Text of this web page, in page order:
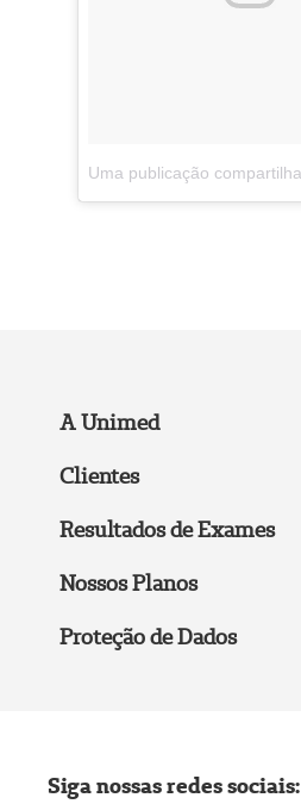
A Unimed
Clientes
Resultados de Exames
Nossos Planos
Proteção de Dados
Siga nossas redes sociais: